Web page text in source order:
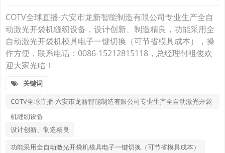
COTV全球直播-六安市龙新智能制造有限公司专业生产全自
动激光开袋机缝纫设备，设计创新、制造精良，功能采用全
自动激光开袋机模具电子一键切换（可节省模具成本），操
作方便，联系电话：0086-15212815118，总经理付祖俊欢
迎大家光临！
关键词
COTV全球直播-六安市龙新智能制造有限公司专业生产全自动激光开袋
机缝纫设备
设计创新、制造精良
功能采用全自动激光开袋机模具电子一键切换（可节省模具成本）